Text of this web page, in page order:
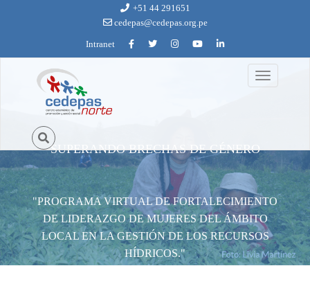
+51 44 291651
cedepas@cedepas.org.pe
Intranet
Toggle
navigation
foto_proyecto_de_lideresas_del_agua_6.jpg
SUPERANDO BRECHAS DE GÉNERO
"PROGRAMA VIRTUAL DE FORTALECIMIENTO
DE LIDERAZGO DE MUJERES DEL ÁMBITO
LOCAL EN LA GESTIÓN DE LOS RECURSOS
HÍDRICOS."